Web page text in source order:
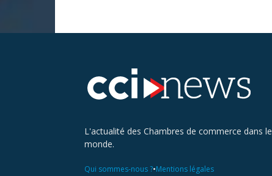
L'actualité des Chambres de commerce dans le
monde.
Qui sommes-nous ?•Mentions légales